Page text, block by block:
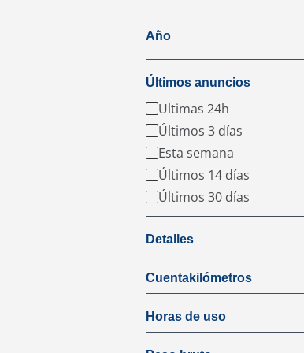
Año
Últimos anuncios
Ultimas 24h
Últimos 3 días
Esta semana
Últimos 14 días
Últimos 30 días
Detalles
Cuentakilómetros
Horas de uso